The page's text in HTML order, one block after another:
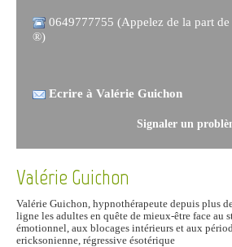
0649777755 (Appelez de la part
®)
Ecrire à Valérie Guichon
Signaler un
Valérie Guichon
Valérie Guichon, hypnothérapeute depuis plus
ligne les adultes en quête de mieux-être face au
émotionnel, aux blocages intérieurs et aux
ericksonienne, régressive ésotérique